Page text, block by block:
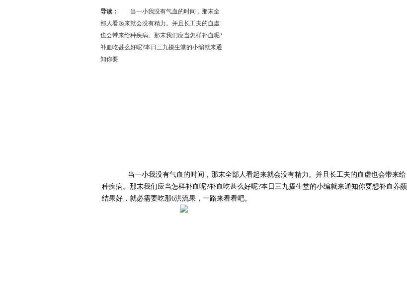
导读：
当一小我没有气血的时间，那末全
部人看起来就会没有精力。并且长工夫的血虚
也会带来给种疾病。那末我们应当怎样补血呢?
补血吃甚么好呢?本日三九摄生堂的小编就来通
知你要
当一小我没有气血的时间，那末全部人看起来就会没有精力。并且长工夫的血虚也会带来给
种疾病。那末我们应当怎样补血呢?补血吃甚么好呢?本日三九摄生堂的小编就来通知你要想补血养颜
结果好，就必需要吃那6洪流果，一路来看看吧。